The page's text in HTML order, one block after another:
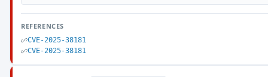
REFERENCES
CVE-2025-38181
CVE-2025-38181